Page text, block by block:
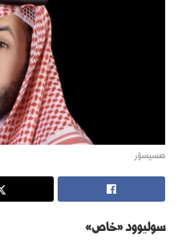
صسيسؤر
سوليوود «خاص»